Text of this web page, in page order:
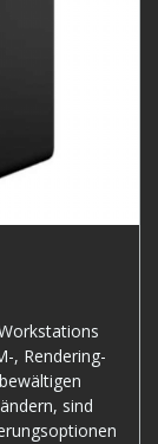
, Rendering-
sind